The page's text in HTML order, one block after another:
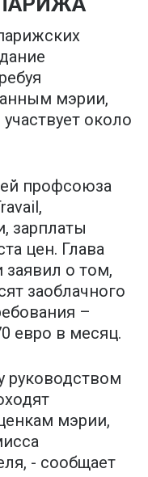
мэрии,
около
профсоюза
зарплаты
цен. Глава
о том,
заоблачного
–
евро в месяц.
руководством
мэрии,
- сообщает